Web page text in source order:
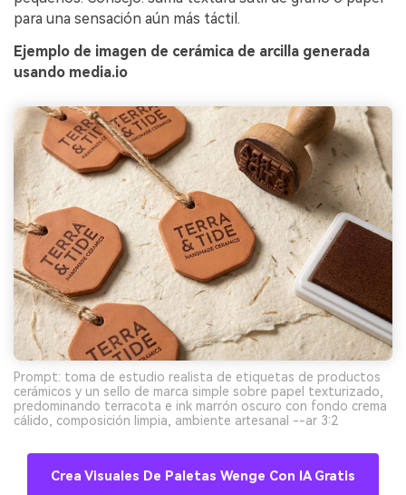
para una sensación aún más táctil.
Ejemplo de imagen de cerámica de arcilla generada
usando media.io
Prompt: toma de estudio realista de etiquetas de productos
cerámicos y un sello de marca simple sobre papel texturizado,
predominando terracota e ink marrón oscuro con fondo crema
cálido, composición limpia, ambiente artesanal --ar 3:2
Crea Visuales De Paletas Wenge Con IA Gratis